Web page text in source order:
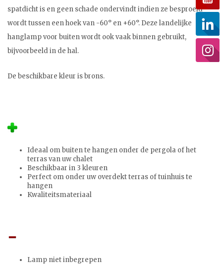
spatdicht is en geen schade ondervindt indien ze besproeid
wordt tussen een hoek van -60° en +60°. Deze landelijke
hanglamp voor buiten wordt ook vaak binnen gebruikt,
bijvoorbeeld in de hal.
De beschikbare kleur is brons.
Ideaal om buiten te hangen onder de pergola of het
terras van uw chalet
Beschikbaar in 3 kleuren
Perfect om onder uw overdekt terras of tuinhuis te
hangen
Kwaliteitsmateriaal
Lamp niet inbegrepen